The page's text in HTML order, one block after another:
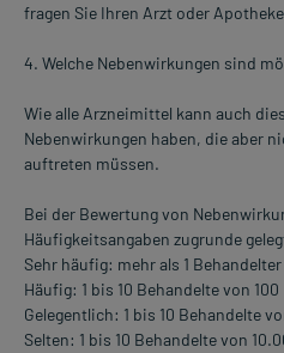
fragen Sie Ihren Arzt oder
4. Welche Nebenwirkungen sind
Wie alle Arzneimittel kann auch
Nebenwirkungen haben, die aber
auftreten müssen.
Bei der Bewertung von
Häufigkeitsangaben zugrunde
Sehr häufig: mehr als 1 Behandelter
Häufig: 1 bis 10 Behandelte von 100
Gelegentlich: 1 bis 10 Behandelte
Selten: 1 bis 10 Behandelte von